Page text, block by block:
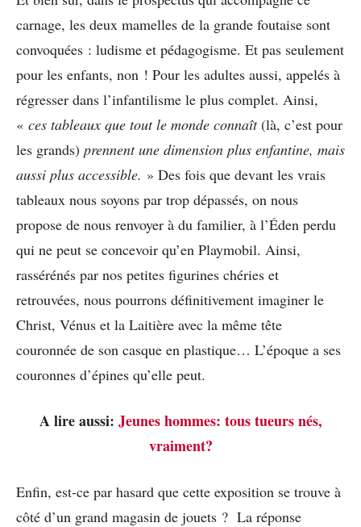
carnage, les deux mamelles de la grande foutaise sont
convoquées : ludisme et pédagogisme. Et pas seulement
pour les enfants, non ! Pour les adultes aussi, appelés à
régresser dans l’infantilisme le plus complet. Ainsi,
« ces tableaux que tout le monde connaît(là, c’est pour
les grands) prennent une dimension plus enfantine, mais
aussi plus accessible. » Des fois que devant les vrais
tableaux nous soyons par trop dépassés, on nous
propose de nous renvoyer à du familier, à l’Éden perdu
qui ne peut se concevoir qu’en Playmobil. Ainsi,
rassérénés par nos petites figurines chéries et
retrouvées, nous pourrons définitivement imaginer le
Christ, Vénus et la Laitière avec la même tête
couronnée de son casque en plastique… L’époque a ses
couronnes d’épines qu’elle peut.
A lire aussi: Jeunes hommes: tous tueurs nés,
vraiment?
Enfin, est-ce par hasard que cette exposition se trouve à
côté d’un grand magasin de jouets ? La réponse